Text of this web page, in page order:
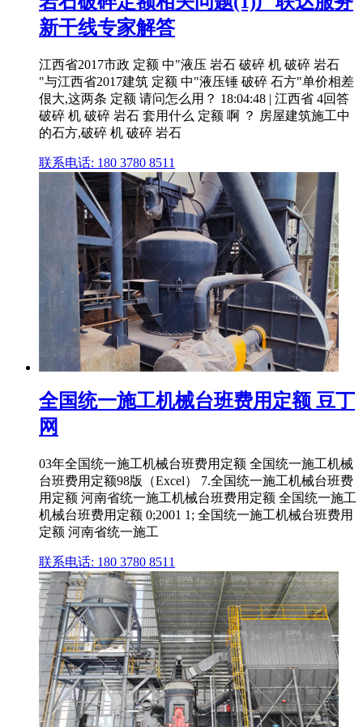
新干线专家解答
江西省2017市政 定额 中"液压 岩石 破碎 机 破碎 岩石
"与江西省2017建筑 定额 中"液压锤 破碎 石方"单价相差
佷大,这两条 定额 请问怎么用？ 18:04:48 | 江西省 4回答
破碎 机 破碎 岩石 套用什么 定额 啊 ？ 房屋建筑施工中
的石方,破碎 机 破碎 岩石
联系电话: 180 3780 8511
全国统一施工机械台班费用定额 豆丁
网
03年全国统一施工机械台班费用定额 全国统一施工机械
台班费用定额98版（Excel） 7.全国统一施工机械台班费
用定额 河南省统一施工机械台班费用定额 全国统一施工
机械台班费用定额 0;2001 1; 全国统一施工机械台班费用
定额 河南省统一施工
联系电话: 180 3780 8511